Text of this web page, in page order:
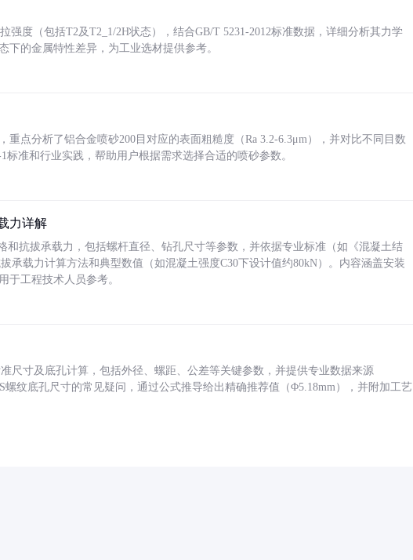
强度（包括T2及T2_1/2H状态），结合GB/T 5231-2012标准数据，详细分析其力学
下的金属特性差异，为工业选材提供参考。
重点分析了铝合金喷砂200目对应的表面粗糙度（Ra 3.2-6.3μm），并对比不同目数
标准和行业实践，帮助用户根据需求选择合适的喷砂参数。
力详解
和抗拔承载力，包括螺杆直径、钻孔尺寸等参数，并依据专业标准（如《混凝土结
承载力计算方法和典型数值（如混凝土强度C30下设计值约80kN）。内容涵盖安装
于工程技术人员参考。
尺寸及底孔计算，包括外径、螺距、公差等关键参数，并提供专业数据来源
螺纹底孔尺寸的常见疑问，通过公式推导给出精确推荐值（Φ5.18mm），并附加工艺